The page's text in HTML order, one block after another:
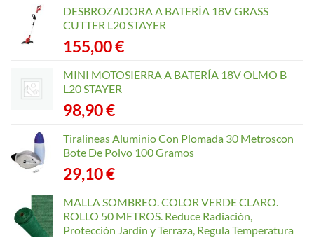
DESBROZADORA A BATERÍA 18V GRASS
CUTTER L20 STAYER
155,00€
MINI MOTOSIERRA A BATERÍA 18V OLMO B
L20 STAYER
98,90€
Tiralineas Aluminio Con Plomada 30 Metroscon
Bote De Polvo 100 Gramos
29,10€
MALLA SOMBREO. COLOR VERDE CLARO.
ROLLO 50 METROS. Reduce Radiación,
Protección Jardín y Terraza, Regula Temperatura